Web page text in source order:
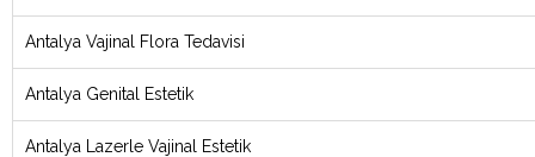
Antalya Vajinal Flora Tedavisi
Antalya Genital Estetik
Antalya Lazerle Vajinal Estetik